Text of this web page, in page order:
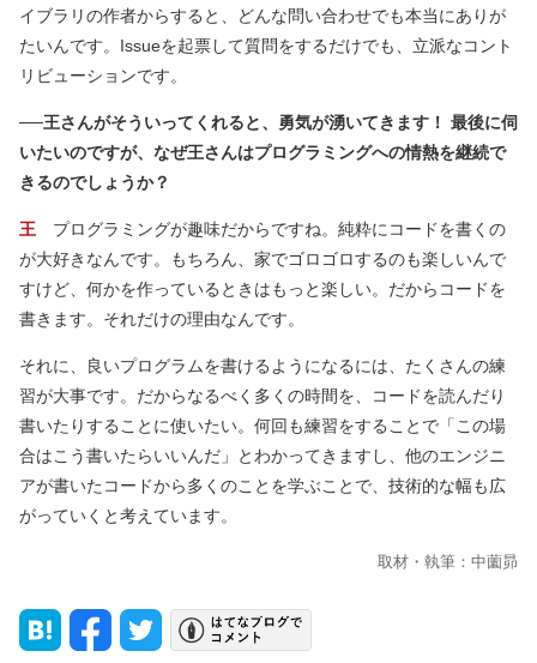
イブラリの作者からすると、どんな問い合わせでも本当にありが
たいんです。Issueを起票して質問をするだけでも、立派なコント
リビューションです。
──王さんがそういってくれると、勇気が湧いてきます！ 最後に伺
いたいのですが、なぜ王さんはプログラミングへの情熱を継続で
きるのでしょうか？
王 プログラミングが趣味だからですね。純粋にコードを書くの
が大好きなんです。もちろん、家でゴロゴロするのも楽しいんで
すけど、何かを作っているときはもっと楽しい。だからコードを
書きます。それだけの理由なんです。
それに、良いプログラムを書けるようになるには、たくさんの練
習が大事です。だからなるべく多くの時間を、コードを読んだり
書いたりすることに使いたい。何回も練習をすることで「この場
合はこう書いたらいいんだ」とわかってきますし、他のエンジニ
アが書いたコードから多くのことを学ぶことで、技術的な幅も広
がっていくと考えています。
取材・執筆：中薗昴